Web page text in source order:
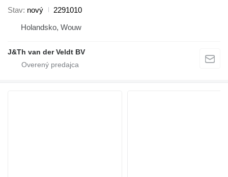
Stav nový
2291010
Holandsko, Wouw
J&Th van der Veldt BV